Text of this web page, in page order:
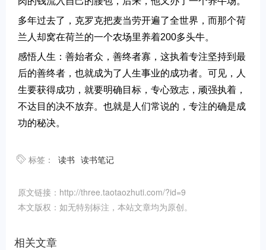
多年过去了，克罗克把麦当劳开遍了全世界，而那个荷
兰人却窝在荷兰的一个农场里养着200多头牛。
感悟人生：善始者众，善终者寡，这执着专注坚持到最
后的善终者，也就成为了人生事业的成功者。可见，人
生要获得成功，就要明确目标，专心致志，顽强执着，
不达目的决不放弃。也就是人们常说的，专注的确是成
功的秘决。
标签： 读书 读书笔记
原文链接：http://three.taotaozhuti.com/?id=9
本文版权：如无特别标注，本站文章均为原创。
相关文章